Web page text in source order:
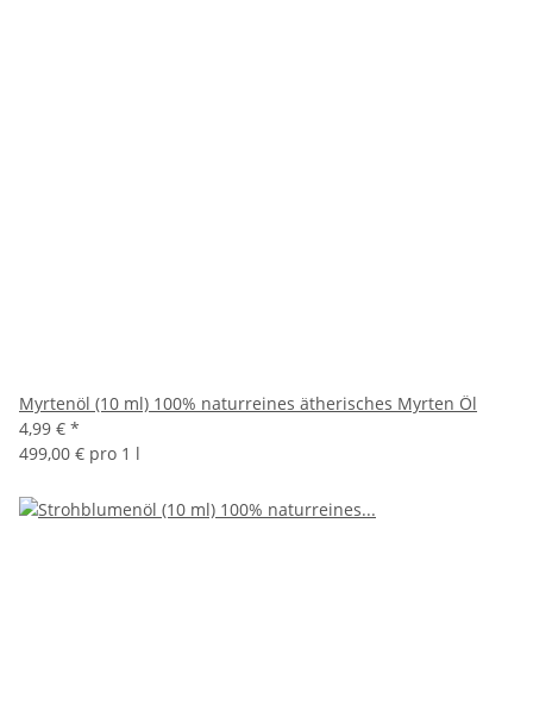
Myrtenöl (10 ml) 100% naturreines ätherisches Myrten Öl
4,99 € *
499,00 € pro 1 l